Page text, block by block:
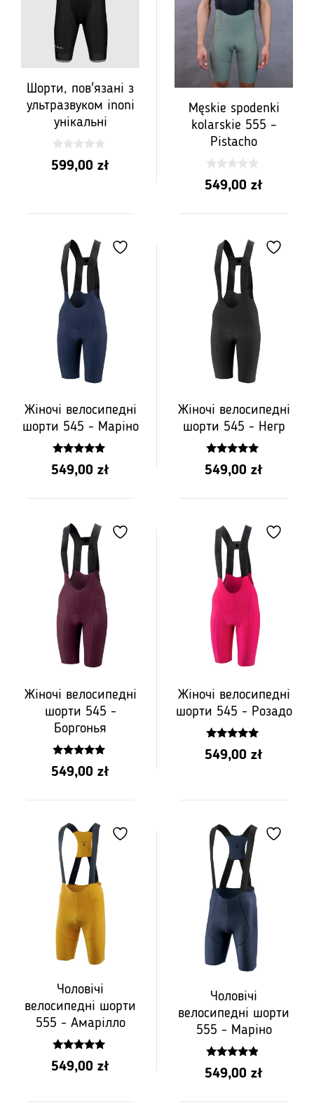
Шорти, пов'язані з
ультразвуком inoni
унікальні
0
z
599,00 zł
Męskie spodenki
kolarskie 555 –
Pistacho
0
z
549,00 zł
Жіночі велосипедні
шорти 545 - Маріно
5.00
z 5
549,00 zł
Жіночі велосипедні
шорти 545 - Негр
5.00
z 5
549,00 zł
Жіночі велосипедні
шорти 545 -
Боргонья
5.00
z 5
549,00 zł
Жіночі велосипедні
шорти 545 - Розадо
5.00
z 5
549,00 zł
Чоловічі
велосипедні шорти
555 - Амарілло
5.00
z 5
549,00 zł
Чоловічі
велосипедні шорти
555 - Маріно
4.71
z 5
549,00 zł